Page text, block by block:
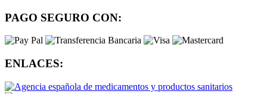
PAGO SEGURO CON:
ENLACES: